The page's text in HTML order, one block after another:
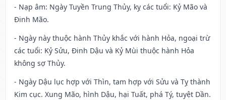
- Nạp âm: Ngày Tuyền Trung Thủy, kỵ các tuổi: Kỷ Mão và
Đinh Mão.
- Ngày này thuộc hành Thủy khắc với hành Hỏa, ngoại trừ
các tuổi: Kỷ Sửu, Đinh Dậu và Kỷ Mùi thuộc hành Hỏa
không sợ Thủy.
- Ngày Dậu lục hợp với Thìn, tam hợp với Sửu và Tỵ thành
Kim cục. Xung Mão, hình Dậu, hại Tuất, phá Tý, tuyệt Dần.